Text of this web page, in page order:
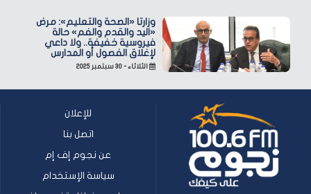
وزارتا «الصحة والتعليم»: مرض
«اليد والقدم والفم» حالة
فيروسية خفيفة.. ولا داعي
لإغلاق الفصول أو المدارس
الثلاثاء - ٣٠ سبتمبر ٢٠٢٥
للإعلان
اتصل بنا
عن نجوم إف إم
سياسة الإستخدام